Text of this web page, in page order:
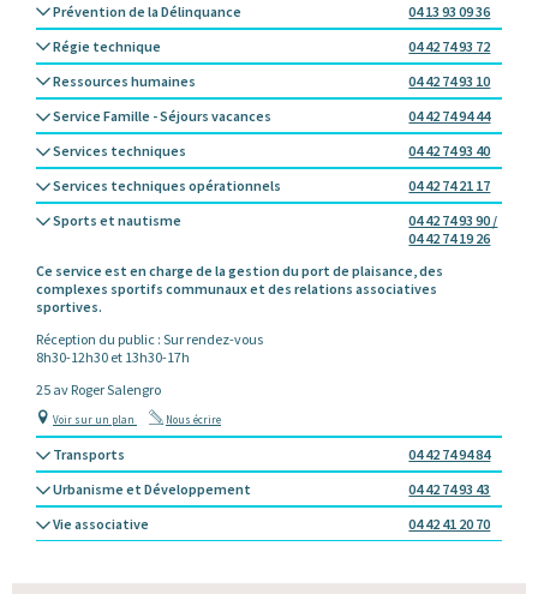
Prévention de la Délinquance
04 13 93 09 36
Régie technique
04 42 74 93 72
Ressources humaines
04 42 74 93 10
Service Famille - Séjours vacances
04 42 74 94 44
Services techniques
04 42 74 93 40
Services techniques opérationnels
04 42 74 21 17
Sports et nautisme
04 42 74 93 90 /
04 42 74 19 26
Ce service est en charge de la gestion du port de plaisance, des
complexes sportifs communaux et des relations associatives
sportives.
Réception du public : Sur rendez-vous
8h30-12h30 et 13h30-17h
25 av Roger Salengro
Voir sur un plan Nous écrire
Transports
04 42 74 94 84
Urbanisme et Développement
04 42 74 93 43
Vie associative
04 42 41 20 70